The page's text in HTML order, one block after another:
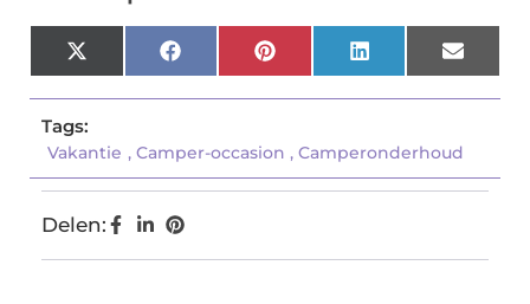
X
(Twitter)
FacebookPinterestLinkedInEmail
Tags:
Vakantie , Camper-occasion , Camperonderhoud
Delen: